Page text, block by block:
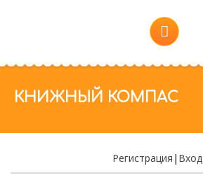
КНИЖНЫЙ КОМПАС
Регистрация | Вход